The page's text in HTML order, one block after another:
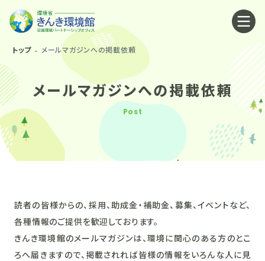
トップ メールマガジンへの掲載依頼
メールマガジンへの掲載依頼
Post
読者の皆様からの、採用、助成金・補助金、募集、イベントなど、
各種情報のご提供を歓迎しております。
きんき環境館のメールマガジンは、環境に関心のある方のとこ
ろへ届きますので、掲載されれば皆様の情報をいろんな人に見